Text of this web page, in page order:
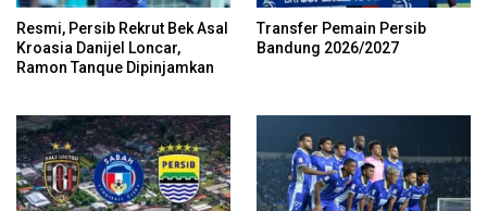
Resmi, Persib Rekrut Bek Asal
Kroasia Danijel Loncar,
Ramon Tanque Dipinjamkan
Transfer Pemain Persib
Bandung 2026/2027